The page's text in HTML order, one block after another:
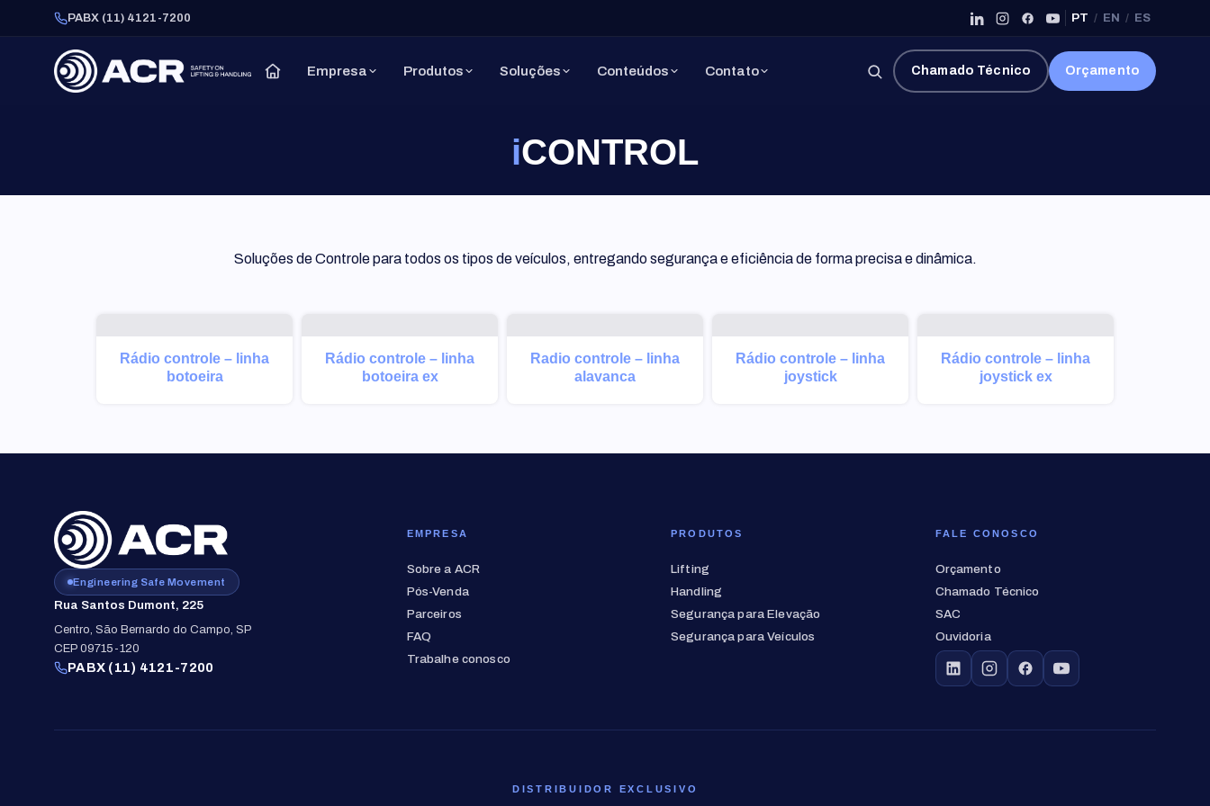
PABX (11) 4121-7200 PT / EN / ES
Empresa Produtos Soluções Conteúdos Contato Chamado Técnico Orçamento
ICONTROL
Soluções de Controle para todos os tipos de veículos, entregando segurança e eficiência de forma precisa e dinâmica.
Rádio controle – linha
botoeira
Rádio controle – linha
botoeira ex
Radio controle – linha
alavanca
Rádio controle – linha
joystick
Rádio controle – linha
joystick ex
Engineering Safe Movement
Rua Santos Dumont, 225
Centro, São Bernardo do Campo, SP
CEP 09715-120
PABX (11) 4121-7200
EMPRESA
Sobre a ACR
Pós-Venda
Parceiros
FAQ
Trabalhe conosco
PRODUTOS
Lifting
Handling
Segurança para Elevação
Segurança para Veículos
FALE CONOSCO
Orçamento
Chamado Técnico
SAC
Ouvidoria
DISTRIBUIDOR EXCLUSIVO